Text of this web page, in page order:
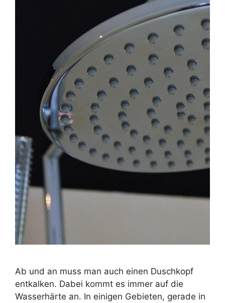
Ab und an muss man auch einen Duschkopf
entkalken. Dabei kommt es immer auf die
Wasserhärte an. In einigen Gebieten, gerade in